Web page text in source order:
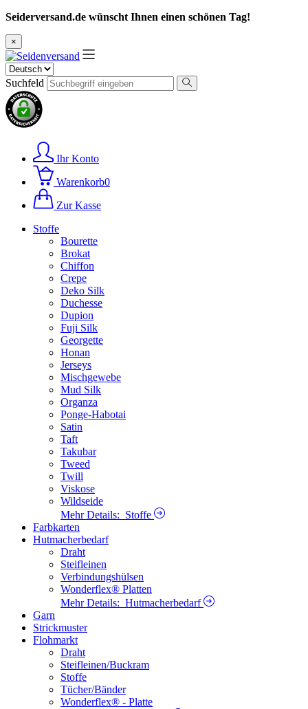
Seiderversand.de wünscht Ihnen einen schönen Tag!
×
Suchfeld
Ihr Konto
Warenkorb0
Zur Kasse
Stoffe
Bourette
Brokat
Chiffon
Crepe
Deko Silk
Duchesse
Dupion
Fuji Silk
Georgette
Honan
Jerseys
Mischgewebe
Mud Silk
Organza
Ponge-Habotai
Satin
Taft
Takubar
Tweed
Twill
Viskose
Wildseide
Mehr Details: Stoffe
Farbkarten
Hutmacherbedarf
Draht
Steifleinen
Verbindungshülsen
Wonderflex® Platten
Mehr Details: Hutmacherbedarf
Garn
Strickmuster
Flohmarkt
Draht
Steifleinen/Buckram
Stoffe
Tücher/Bänder
Wonderflex® - Platte